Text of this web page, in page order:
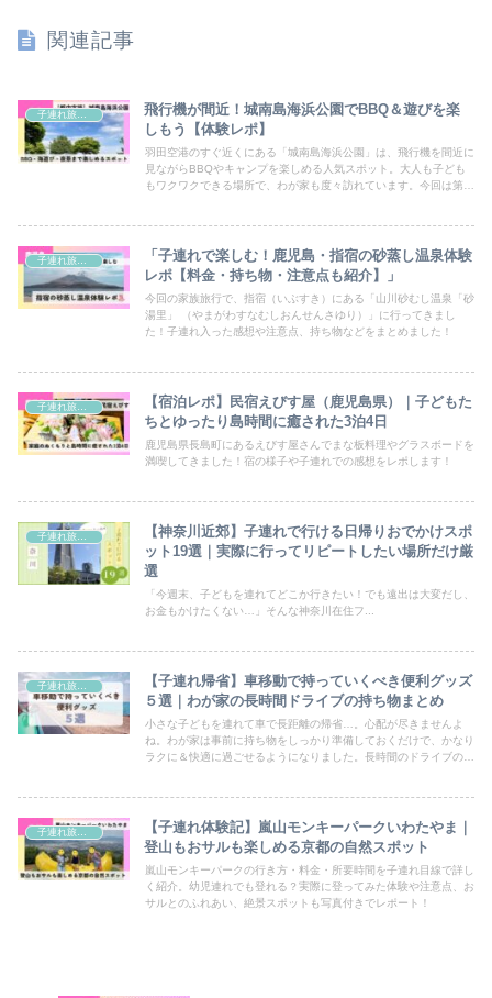
関連記事
子連れ旅行・おでかけ
飛行機が間近！城南島海浜公園でBBQ＆遊びを楽
しもう【体験レポ】
羽田空港のすぐ近くにある「城南島海浜公園」は、飛行機を間近に
見ながらBBQやキャンプを楽しめる人気スポット。大人も子ども
もワクワクできる場所で、わが家も度々訪れています。今回は第一
子連れ旅行・おでかけ
「子連れで楽しむ！鹿児島・指宿の砂蒸し温泉体験
レポ【料金・持ち物・注意点も紹介】」
今回の家族旅行で、指宿（いぶすき）にある「山川砂むし温泉「砂
湯里」 （やまがわすなむしおんせんさゆり）」に行ってきまし
た！子連れ入った感想や注意点、持ち物などをまとめました！
子連れ旅行・おでかけ
【宿泊レポ】民宿えびす屋（鹿児島県）｜子どもた
ちとゆったり島時間に癒された3泊4日
鹿児島県長島町にあるえびす屋さんでまな板料理やグラスボードを
満喫してきました！宿の様子や子連れでの感想をレポします！
子連れ旅行・おでかけ
【神奈川近郊】子連れで行ける日帰りおでかけスポ
ット19選｜実際に行ってリピートしたい場所だけ厳
選
「今週末、子どもを連れてどこか行きたい！でも遠出は大変だし、
お金もかけたくない…」そんな神奈川在住フ...
【子連れ帰省】車移動で持っていくべき便利グッズ
５選｜わが家の長時間ドライブの持ち物まとめ
小さな子どもを連れて車で長距離の帰省…。心配が尽きませんよ
ね。わが家は事前に持ち物をしっかり準備しておくだけで、かなり
ラクに＆快適に過ごせるようになりました。長時間のドライブの必
【子連れ体験記】嵐山モンキーパークいわたやま｜
登山もおサルも楽しめる京都の自然スポット
嵐山モンキーパークの行き方・料金・所要時間を子連れ目線で詳し
く紹介。幼児連れでも登れる？実際に登ってみた体験や注意点、お
サルとのふれあい、絶景スポットも写真付きでレポート！